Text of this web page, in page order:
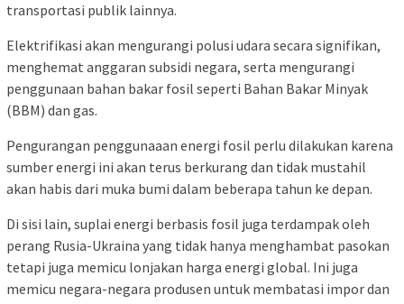
transportasi publik lainnya.
Elektrifikasi akan mengurangi polusi udara secara signifikan,
menghemat anggaran subsidi negara, serta mengurangi
penggunaan bahan bakar fosil seperti Bahan Bakar Minyak
(BBM) dan gas.
Pengurangan penggunaaan energi fosil perlu dilakukan karena
sumber energi ini akan terus berkurang dan tidak mustahil
akan habis dari muka bumi dalam beberapa tahun ke depan.
Di sisi lain, suplai energi berbasis fosil juga terdampak oleh
perang Rusia-Ukraina yang tidak hanya menghambat pasokan
tetapi juga memicu lonjakan harga energi global. Ini juga
memicu negara-negara produsen untuk membatasi impor dan